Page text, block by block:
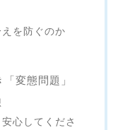
を防ぐのか
変態問題」
心してくださ